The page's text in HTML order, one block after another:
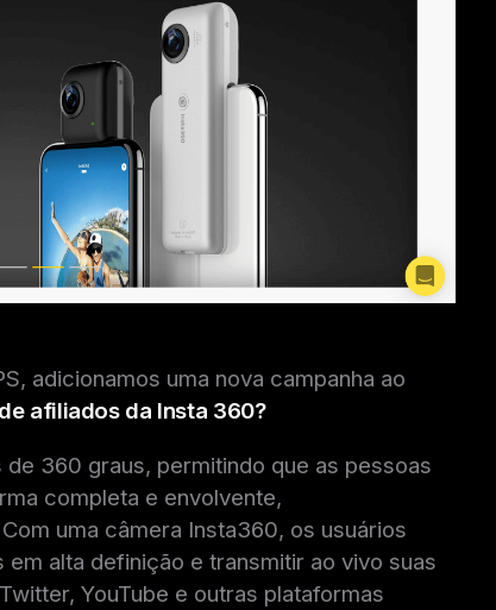
adicionamos uma nova campanha ao
afiliados da Insta 360?
360 graus, permitindo que as pessoas
completa e envolvente,
uma câmera Insta360, os usuários
alta definição e transmitir ao vivo suas
YouTube e outras plataformas